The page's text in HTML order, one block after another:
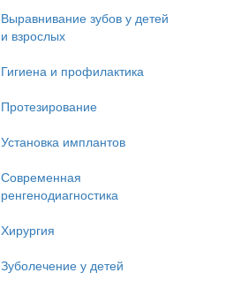
Выравнивание зубов у детей
и взрослых
Гигиена и профилактика
Протезирование
Установка имплантов
Современная
ренгенодиагностика
Хирургия
Зуболечение у детей